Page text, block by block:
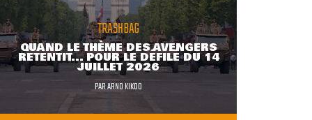
TRASHBAG
QUAND LE THÈME DES AVENGERS
RETENTIT... POUR LE DÉFILÉ DU 14
JUILLET 2026
PARARNO KIKOO